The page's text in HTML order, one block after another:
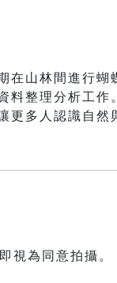
在山林間進行蝴
料整理分析工作
多人認識自然
視為同意拍攝。